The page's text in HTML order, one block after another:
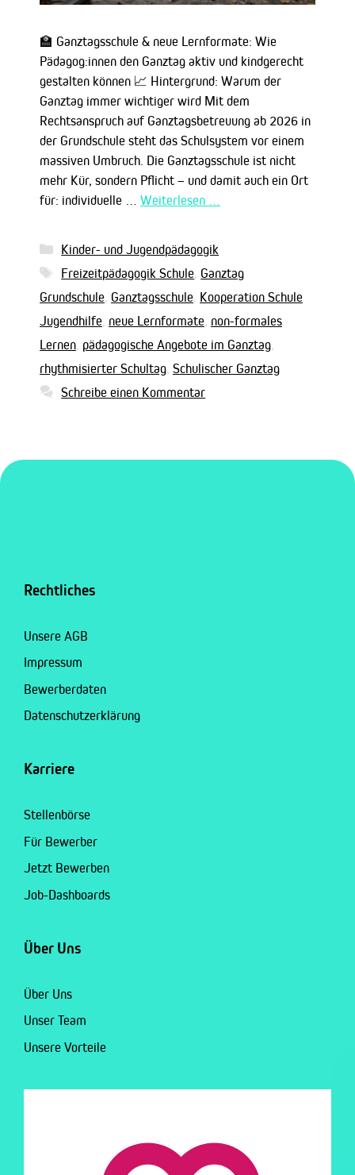
🏫 Ganztagsschule & neue Lernformate: Wie
Pädagog:innen den Ganztag aktiv und kindgerecht
gestalten können 📈 Hintergrund: Warum der
Ganztag immer wichtiger wird Mit dem
Rechtsanspruch auf Ganztagsbetreuung ab 2026 in
der Grundschule steht das Schulsystem vor einem
massiven Umbruch. Die Ganztagsschule ist nicht
mehr Kür, sondern Pflicht – und damit auch ein Ort
für: individuelle … Weiterlesen …
Kategorien
Kinder- und Jugendpädagogik
Schlagwörter
Freizeitpädagogik Schule Ganztag
Grundschule Ganztagsschule Kooperation Schule
Jugendhilfe neue Lernformate non-formales
Lernen pädagogische Angebote im Ganztag
rhythmisierter Schultag Schulischer Ganztag
Schreibe einen Kommentar
Rechtliches
Unsere AGB
Impressum
Bewerberdaten
Datenschutzerklärung
Karriere
Stellenbörse
Für Bewerber
Jetzt Bewerben
Job-Dashboards
Über Uns
Über Uns
Unser Team
Unsere Vorteile